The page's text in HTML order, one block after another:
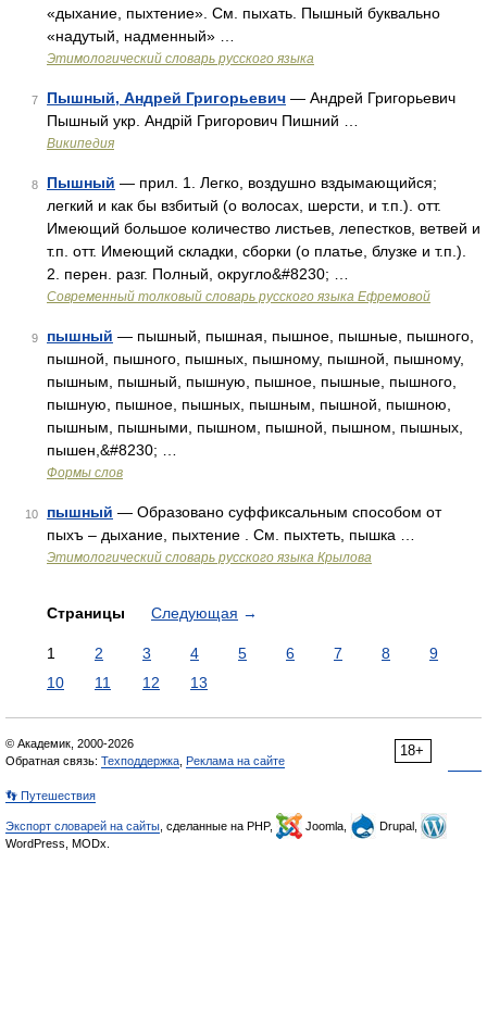
«дыхание, пыхтение». См. пыхать. Пышный буквально
«надутый, надменный» …
Этимологический словарь русского языка
7 Пышный, Андрей Григорьевич — Андрей Григорьевич
Пышный укр. Андрій Григорович Пишний …
Википедия
8 Пышный — прил. 1. Легко, воздушно вздымающийся;
легкий и как бы взбитый (о волосах, шерсти, и т.п.). отт.
Имеющий большое количество листьев, лепестков, ветвей и
т.п. отт. Имеющий складки, сборки (о платье, блузке и т.п.).
2. перен. разг. Полный, округло&#8230; …
Современный толковый словарь русского языка Ефремовой
9 пышный — пышный, пышная, пышное, пышные, пышного,
пышной, пышного, пышных, пышному, пышной, пышному,
пышным, пышный, пышную, пышное, пышные, пышного,
пышную, пышное, пышных, пышным, пышной, пышною,
пышным, пышными, пышном, пышной, пышном, пышных,
пышен,&#8230; …
Формы слов
10 пышный — Образовано суффиксальным способом от
пыхъ – дыхание, пыхтение . См. пыхтеть, пышка …
Этимологический словарь русского языка Крылова
Страницы Следующая →
1 2 3 4 5 6 7 8
9
10
11 12 13
18+
© Академик, 2000-2026
Обратная связь: Техподдержка Реклама на сайте
👣 Путешествия
Экспорт словарей на сайты , сделанные на PHP, Joomla,
Drupal,
WordPress, MODx.